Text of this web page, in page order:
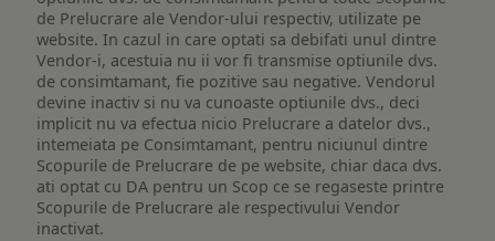
de Prelucrare ale Vendor-ului respectiv, utilizate pe
website. In cazul in care optati sa debifati unul dintre
Vendor-i, acestuia nu ii vor fi transmise optiunile dvs.
de consimtamant, fie pozitive sau negative. Vendorul
devine inactiv si nu va cunoaste optiunile dvs., deci
implicit nu va efectua nicio Prelucrare a datelor dvs.,
intemeiata pe Consimtamant, pentru niciunul dintre
Scopurile de Prelucrare de pe website, chiar daca dvs.
ati optat cu DA pentru un Scop ce se regaseste printre
Scopurile de Prelucrare ale respectivului Vendor
inactivat.